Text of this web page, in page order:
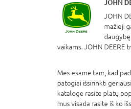
JOHN
JOHN
mažieji
vaikams. JOHN DEERE
Mes esame tam, kad
patogiai išsirinkti
kataloge rasite platų
mus visada rasite iš ko